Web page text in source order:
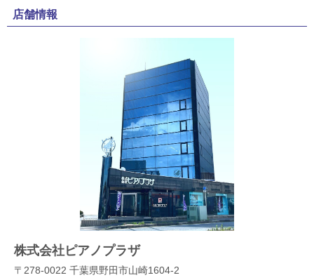
店舗情報
株式会社ピアノプラザ
〒278-0022 千葉県野田市山崎1604-2